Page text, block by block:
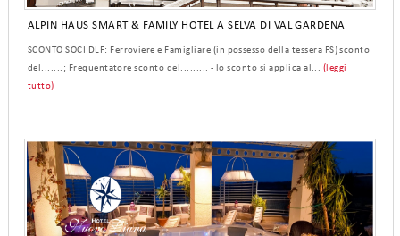
ALPIN HAUS SMART & FAMILY HOTEL A SELVA DI VAL GARDENA
SCONTO SOCI DLF: Ferroviere e Famigliare (in possesso della tessera FS) sconto
del.......; Frequentatore sconto del......... - lo sconto si applica al... (leggi
tutto)